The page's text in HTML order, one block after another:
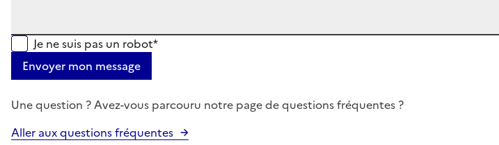
Je ne suis pas un robot*
Envoyer mon message
Une question ? Avez-vous parcouru notre page de questions fréquentes ?
Aller aux questions fréquentes